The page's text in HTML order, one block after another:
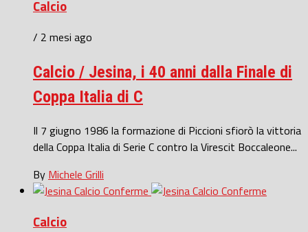
Calcio
/ 2 mesi ago
Calcio / Jesina, i 40 anni dalla Finale di
Coppa Italia di C
Il 7 giugno 1986 la formazione di Piccioni sfiorò la vittoria
della Coppa Italia di Serie C contro la Virescit Boccaleone...
By Michele Grilli
Calcio